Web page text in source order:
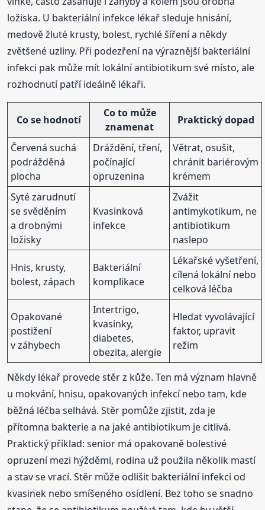
ložiska. U bakteriální infekce lékař sleduje hnisání,
medově žluté krusty, bolest, rychlé šíření a někdy
zvětšené uzliny. Při podezření na výraznější bakteriální
infekci pak může mít lokální antibiotikum své místo, ale
rozhodnutí patří ideálně lékaři.
Co se hodnotí
Co to může
znamenat
Praktický dopad
Červená suchá
podrážděná
plocha
Dráždění, tření,
počínající
opruzenina
Větrat, osušit,
chránit bariérovým
krémem
Syté zarudnutí
se svěděním
a drobnými
ložisky
Kvasinková
infekce
Zvážit
antimykotikum, ne
antibiotikum
naslepo
Hnis, krusty,
bolest, zápach
Bakteriální
komplikace
Lékařské vyšetření,
cílená lokální nebo
celková léčba
Opakované
postižení
v záhybech
Intertrigo,
kvasinky,
diabetes,
obezita, alergie
Hledat vyvolávající
faktor, upravit
režim
Někdy lékař provede stěr z kůže. Ten má význam hlavně
u mokvání, hnisu, opakovaných infekcí nebo tam, kde
běžná léčba selhává. Stěr pomůže zjistit, zda je
přítomna bakterie a na jaké antibiotikum je citlivá.
Praktický příklad: senior má opakovaně bolestivé
opruzení mezi hýžděmi, rodina už použila několik mastí
a stav se vrací. Stěr může odlišit bakteriální infekci od
kvasinek nebo smíšeného osídlení. Bez toho se snadno